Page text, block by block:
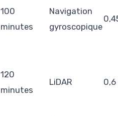
100
minutes
Navigation
gyroscopique
120
minutes
LiDAR 0,6